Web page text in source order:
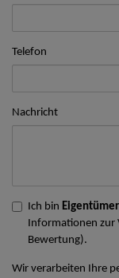
Telefon
Nachricht
Ich bin
Informationen zur
Bewertung).
Wir verarbeiten Ihre